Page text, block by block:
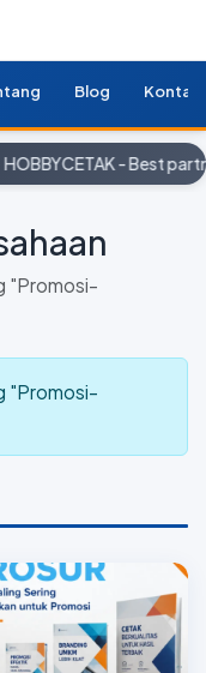
Blog Kontak
HOBBYCETAK - Best
"Promosi-
"Promosi-